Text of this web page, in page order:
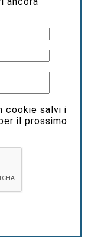
cookie salvi i
il prossimo